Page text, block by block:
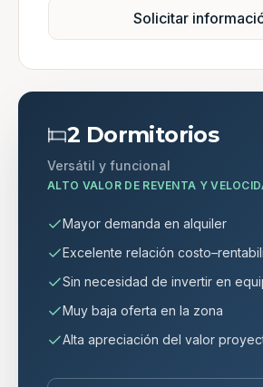
Solicitar
2 Dormitorios
Versátil y funcional
ALTO VALOR DE REVENTA Y
Mayor demanda en alquiler
Excelente relación
Sin necesidad de invertir en
Muy baja oferta en la zona
Alta apreciación del valor